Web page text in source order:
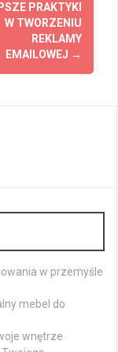
PRAKTYKI
W TWORZENIU
REKLAMY
EMAILOWEJ →
w przemyśle
mebel do
wnętrze